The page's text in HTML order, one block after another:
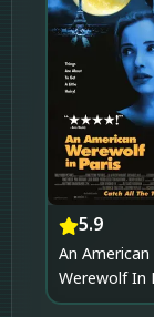
5.9
An American
Werewolf In
(1997) คืนสย